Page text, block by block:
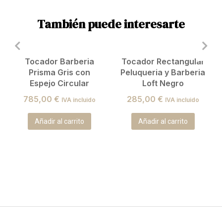
También puede interesarte
Tocador Barberia
Prisma Gris con
Espejo Circular
785,00 € IVA incluido
Añadir al carrito
Tocador Rectangular
Peluqueria y Barberia
Loft Negro
285,00 € IVA incluido
Añadir al carrito